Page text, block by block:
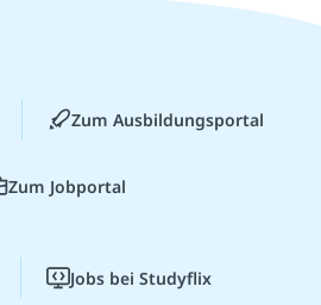
Zum Ausbildungsportal
Zum Jobportal
Jobs bei Studyflix